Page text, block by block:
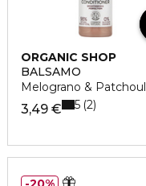
ORGANIC SHOP
BALSAMO
Melograno &
3,49 € 5 2